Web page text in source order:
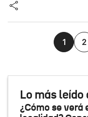
1 2
Lo más leído
¿Cómo se verá